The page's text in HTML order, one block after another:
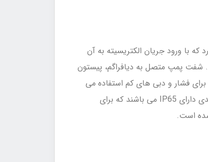
با ورود جریان الکتریسیته به آن
پمپ متصل به دیافراگم، پیستون
فشار و دبی های کم استفاده می
شود. ظرفیت این پمپ ها در مدل های آنالوگ توسط یک پیچ روی بدنه پمپ قابل تنظیم است. پمپ های دوزینگ سلونوئیدی دارای IP65 می باشند که برای
است.